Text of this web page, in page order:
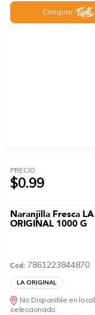
Comprar
PRECIO
$0.99
Naranjilla Fresca LA
ORIGINAL 1000 G
Cod: 7861223844870
LA ORIGINAL
No Disponible en local
seleccionado